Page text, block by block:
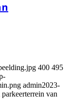
400 495
admin2023-
van